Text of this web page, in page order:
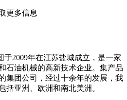
更多信息
于2009年在江苏盐城成立，是一家
石油机械的高新技术企业。集产品
集团公司，经过十余年的发展，我
括亚洲、欧洲和南北美洲。